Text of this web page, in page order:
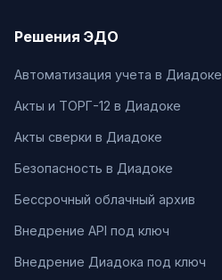
Решения ЭДО
Автоматизация учета в Диадоке
Акты и ТОРГ-12 в Диадоке
Акты сверки в Диадоке
Безопасность в Диадоке
Бессрочный облачный архив
Внедрение API под ключ
Внедрение Диадока под ключ